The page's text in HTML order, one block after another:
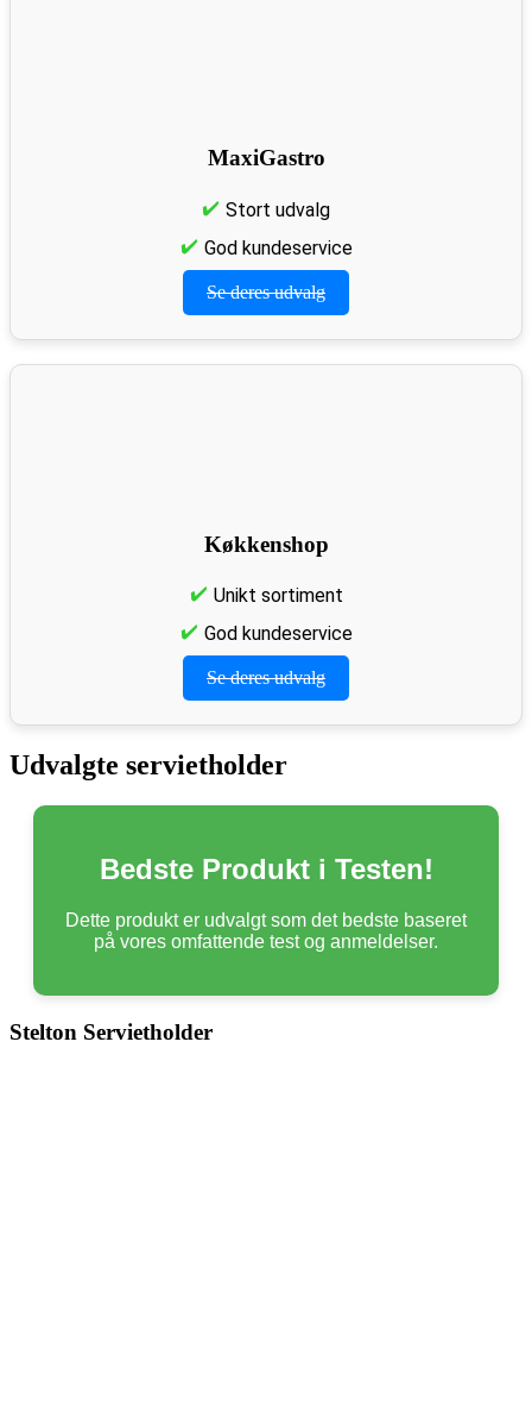
MaxiGastro
Stort udvalg
God kundeservice
Se deres udvalg
Køkkenshop
Unikt sortiment
God kundeservice
Se deres udvalg
Udvalgte servietholder
Bedste Produkt i Testen!
Dette produkt er udvalgt som det bedste baseret
på vores omfattende test og anmeldelser.
Stelton Servietholder